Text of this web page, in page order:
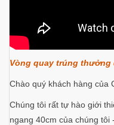
Vòng quay trúng thưởng
Chào quý khách hàng của
Chúng tôi rất tự hào giới
ngang 40cm của chúng